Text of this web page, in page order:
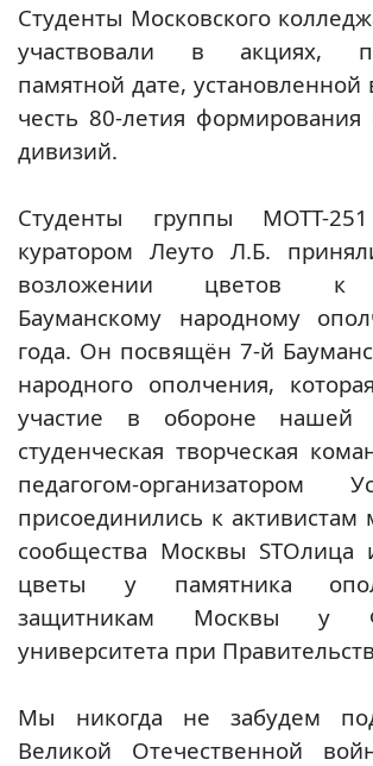
Студенты Московского
участвовали в акциях,
памятной дате, установленной
честь 80-летия формирования
дивизий.
Студенты группы МОТТ-
куратором Леуто Л.Б.
возложении цветов к
Бауманскому народному
года. Он посвящён 7-й
народного ополчения,
участие в обороне нашей
студенческая творческая
педагогом-организатором
присоединились к активистам
сообщества Москвы STOлица
цветы у памятника
защитникам Москвы у
университета при
Мы никогда не забудем
Великой Отечественной